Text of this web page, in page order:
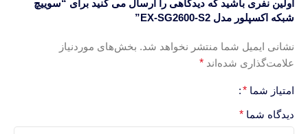
اولین نفری باشید که دیدگاهی را ارسال می کنید برای “سوییچ
شبکه اکسپلور مدل EX-SG2600-S2”
نشانی ایمیل شما منتشر نخواهد شد. بخش‌های موردنیاز
علامت‌گذاری شده‌اند *
امتیاز شما *
دیدگاه شما *